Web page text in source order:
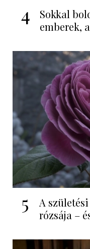
4
Sokkal
emberek,
5
A
rózsája –